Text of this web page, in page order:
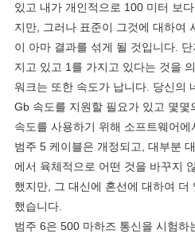
있고 내가 개인적으로 100 미터 보
지만, 그러나 표준이 그것에 대하여
이 아마 결과를 섞게 될 것입니다.
지고 있고 1를 가지고 있다는 것을
워크는 또한 속도가 납니다. 당신의
Gb 속도를 지원할 필요가 있고 몇
속도를 사용하기 위해 소프트웨어
범주 5 케이블은 개정되고, 대부분
에서 육체적으로 어떤 것을 바꾸지
했지만, 그 대신에 혼선에 대하여 더
했습니다.
범주 6은 500 마하즈 통신을 시험하